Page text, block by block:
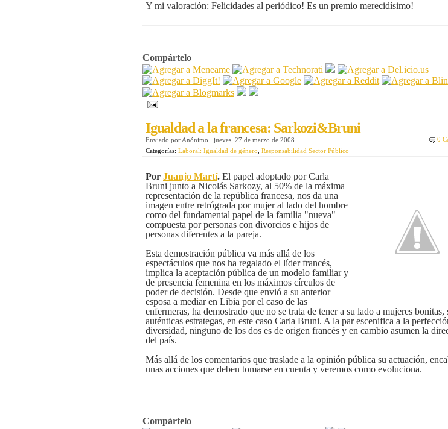
Y mi valoración: Felicidades al periódico! Es un premio merecidísimo!
Compártelo
Igualdad a la francesa: Sarkozi&Bruni
Enviado por Anónimo jueves, 27 de marzo de 2008
0
Categorías: Laboral: Igualdad de género Responsabilidad Sector Público
Por Juanjo Martí. El papel adoptado por Carla
Bruni junto a Nicolás Sarkozy, al 50% de la máxima
representación de la república francesa, nos da una
imagen entre retrógrada por mujer al lado del hombre
como del fundamental papel de la familia "nueva"
compuesta por personas con divorcios e hijos de
personas diferentes a la pareja.
Esta demostración pública va más allá de los
espectáculos que nos ha regalado el líder francés,
implica la aceptación pública de un modelo familiar y
de presencia femenina en los máximos círculos de
poder de decisión. Desde que envió a su anterior
esposa a mediar en Libia por el caso de las
enfermeras, ha demostrado que no se trata de tener a su lado a mujeres bonitas,
auténticas estrategas, en este caso Carla Bruni. A la par escenifica a la
diversidad, ninguno de los dos es de origen francés y en cambio asumen la
del país.
Más allá de los comentarios que traslade a la opinión pública su actuación,
unas acciones que deben tomarse en cuenta y veremos como evoluciona.
Compártelo